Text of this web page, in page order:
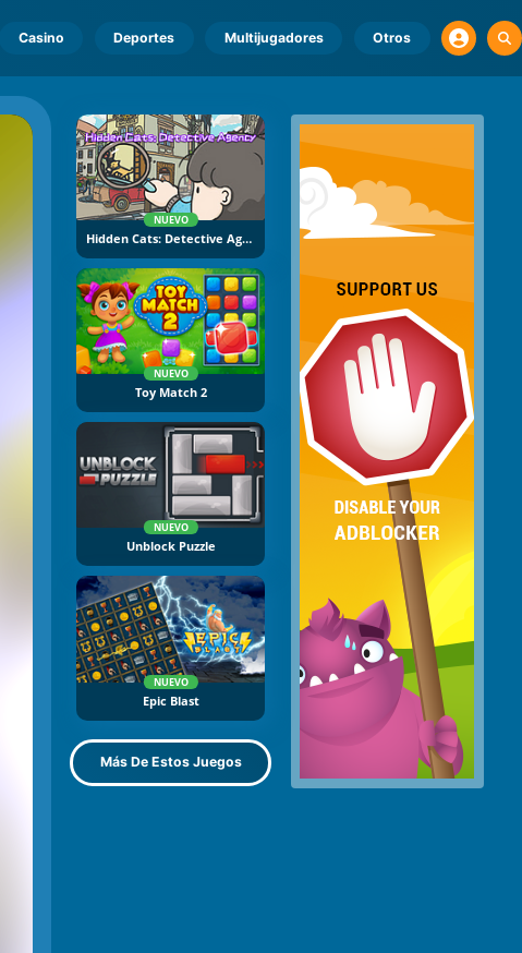
Casino Deportes Multijugadores Otros
NUEVO
Hidden Cats: Detective Agency
NUEVO
Toy Match 2
NUEVO
Unblock Puzzle
NUEVO
Epic Blast
Más De Estos Juegos